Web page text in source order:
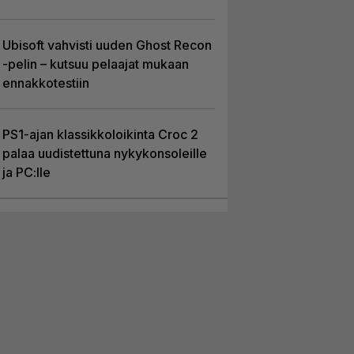
Ubisoft vahvisti uuden Ghost Recon
-pelin – kutsuu pelaajat mukaan
ennakkotestiin
PS1-ajan klassikkoloikinta Croc 2
palaa uudistettuna nykykonsoleille
ja PC:lle